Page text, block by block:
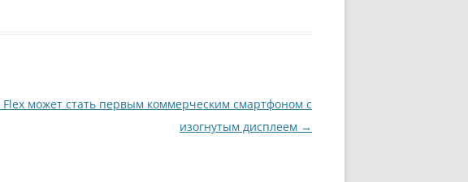
Flex может стать первым коммерческим смартфоном с
изогнутым дисплеем →